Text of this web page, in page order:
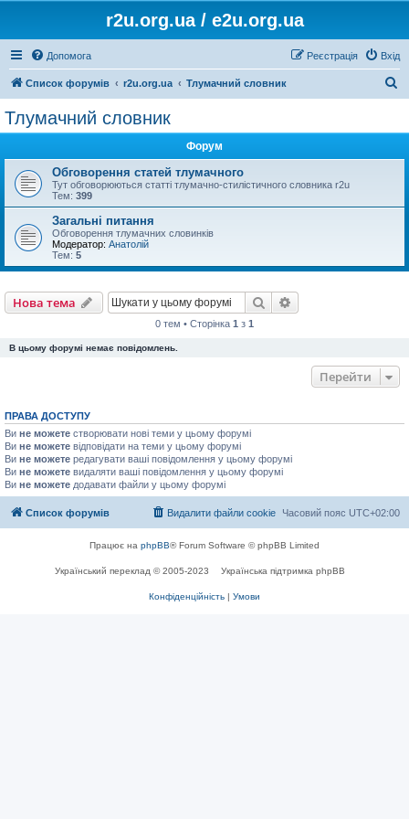
r2u.org.ua / e2u.org.ua
Допомога Вхід
Реєстрація
Список форумів r2u.org.ua Тлумачний словник
Тлумачний словник
Форум
Обговорення статей тлумачного
Тут обговорюються статті тлумачно-стилістичного словника r2u
Тем: 399
Загальні питання
Обговорення тлумачних словинків
Модератор: Анатолій
Тем: 5
Нова тема Пошук
0 тем • Сторінка 1 з 1
В цьому форумі немає повідомлень.
Перейти
ПРАВА ДОСТУПУ
Ви не можете створювати нові теми у цьому форумі
Ви не можете відповідати на теми у цьому форумі
Ви не можете редагувати ваші повідомлення у цьому форумі
Ви не можете видаляти ваші повідомлення у цьому форумі
Ви не можете додавати файли у цьому форумі
Список форумів Часовий пояс UTC+02:00
Видалити файли cookie
Працює на phpBB® Forum Software © phpBB Limited
Український переклад © 2005-2023 Українська підтримка phpBB
Конфіденційність | Умови